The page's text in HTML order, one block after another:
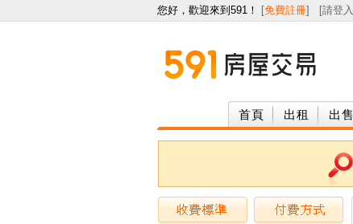
您好，歡迎來到591！ [免費註冊] [請登入
首頁 出租 出售